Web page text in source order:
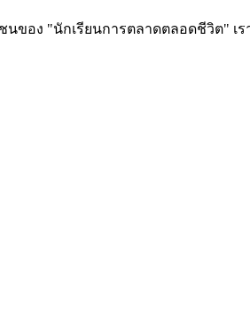
นของ "นักเรียนการตลาดตลอดชีวิต" เ